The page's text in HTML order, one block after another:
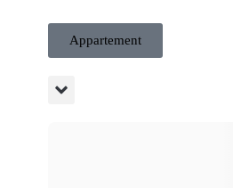
Appartement